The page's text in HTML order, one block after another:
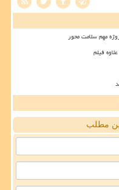
مهم سلامت محور
فیلم
مطلب